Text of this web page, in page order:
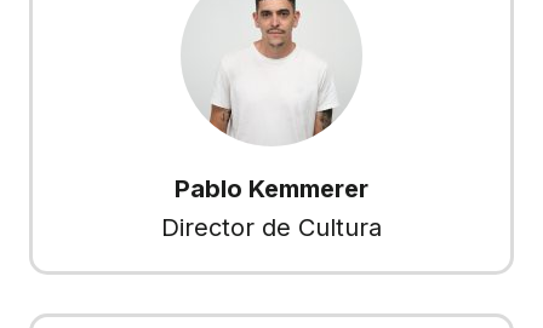
Pablo Kemmerer
Director de Cultura